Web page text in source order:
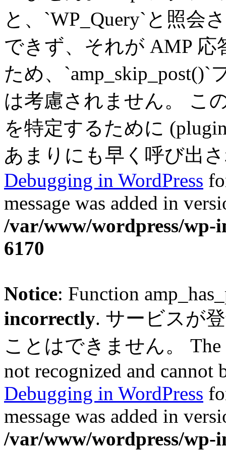
と、`WP_Query`と照会
できず、それが AMP
ため、
は考慮されません。 こ
を特定するために
あまりにも早く呼び出さ
Debugging in WordPress
message was added in
/var/www/wordpress/wp-
6170
Notice: Function
incorrectly. サービスが
ことはできません。 The
not recognized and cannot
Debugging in WordPress
message was added in
/var/www/wordpress/wp-